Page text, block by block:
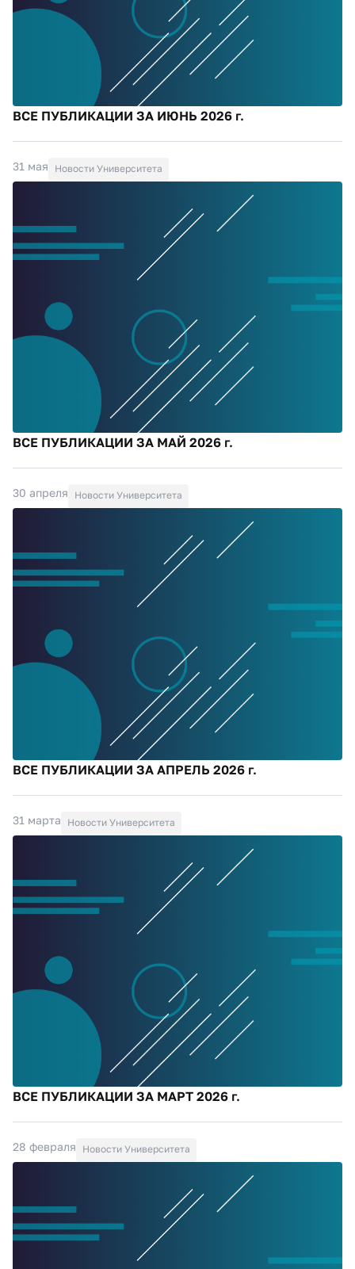
ВСЕ ПУБЛИКАЦИИ ЗА ИЮНЬ 2026 г.
31 мая Новости Университета
ВСЕ ПУБЛИКАЦИИ ЗА МАЙ 2026 г.
30 апреля Новости Университета
ВСЕ ПУБЛИКАЦИИ ЗА АПРЕЛЬ 2026 г.
31 марта Новости Университета
ВСЕ ПУБЛИКАЦИИ ЗА МАРТ 2026 г.
28 февраля Новости Университета